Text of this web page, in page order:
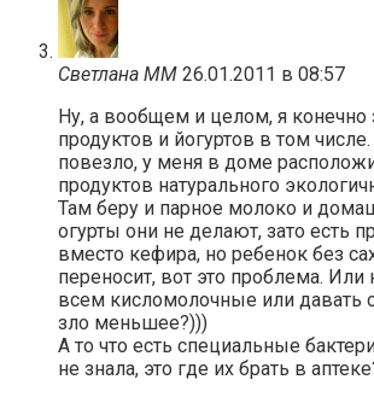
Светлана ММ 26.01.2011 в 08:57
Ну, а вообщем и целом, я конечно
продуктов и йогуртов в том
повезло, у меня в доме
продуктов натурального
Там беру и парное молоко и
огурты они не делают, зато есть
вместо кефира, но ребенок без
переносит, вот это проблема. Или
всем кисломолочные или давать
зло меньшее?)))
А то что есть специальные
не знала, это где их брать в